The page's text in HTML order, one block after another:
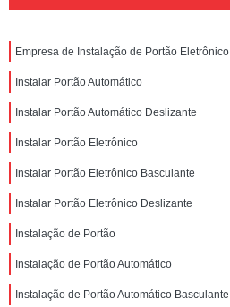
Empresa de Instalação de Portão Eletrônico
Instalar Portão Automático
Instalar Portão Automático Deslizante
Instalar Portão Eletrônico
Instalar Portão Eletrônico Basculante
Instalar Portão Eletrônico Deslizante
Instalação de Portão
Instalação de Portão Automático
Instalação de Portão Automático Basculante